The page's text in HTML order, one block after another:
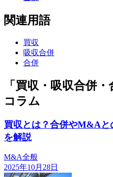
関連用語
買収
吸収合併
合併
「買収・吸収合併
コラム
買収とは？合併やM&Aと
を解説
M&A全般
2025年10月28日